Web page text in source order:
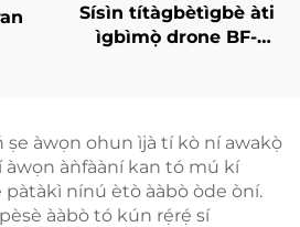
Sísìn títàgbètìgbè àti
ìgbìmọ̀ drone BF-
àwọn ohun ìjà tí kò ní awakọ̀
àǹfààní kan tó mú kí
nínú ètò ààbò òde òní.
ààbò tó kún rẹ́rẹ́ sí